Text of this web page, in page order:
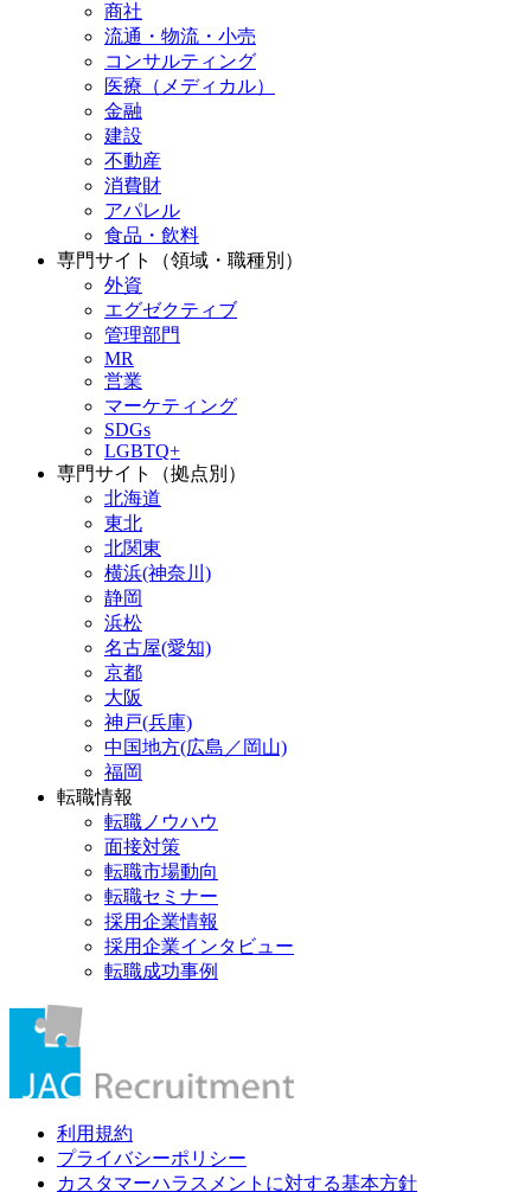
商社
流通・物流・小売
コンサルティング
医療（メディカル）
金融
建設
不動産
消費財
アパレル
食品・飲料
専門サイト（領域・職種別）
外資
エグゼクティブ
管理部門
MR
営業
マーケティング
SDGs
LGBTQ+
専門サイト（拠点別）
北海道
東北
北関東
横浜(神奈川)
静岡
浜松
名古屋(愛知)
京都
大阪
神戸(兵庫)
中国地方(広島／岡山)
福岡
転職情報
転職ノウハウ
面接対策
転職市場動向
転職セミナー
採用企業情報
採用企業インタビュー
転職成功事例
利用規約
プライバシーポリシー
カスタマーハラスメントに対する基本方針